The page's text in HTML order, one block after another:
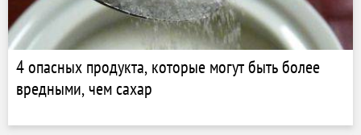
4 опасных продукта, которые могут быть более
вредными, чем сахар